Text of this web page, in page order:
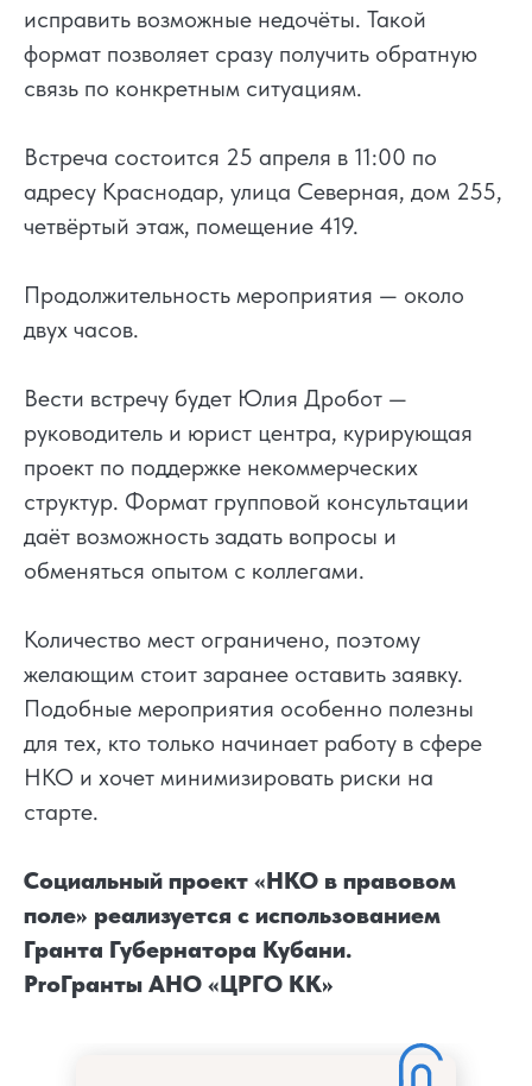
исправить возможные недочёты. Такой
формат позволяет сразу получить обратную
связь по конкретным ситуациям.
Встреча состоится 25 апреля в 11:00 по
адресу Краснодар, улица Северная, дом 255,
четвёртый этаж, помещение 419.
Продолжительность мероприятия — около
двух часов.
Вести встречу будет Юлия Дробот —
руководитель и юрист центра, курирующая
проект по поддержке некоммерческих
структур. Формат групповой консультации
даёт возможность задать вопросы и
обменяться опытом с коллегами.
Количество мест ограничено, поэтому
желающим стоит заранее оставить заявку.
Подобные мероприятия особенно полезны
для тех, кто только начинает работу в сфере
НКО и хочет минимизировать риски на
старте.
Социальный проект «НКО в правовом
поле» реализуется с использованием
Гранта Губернатора Кубани.
ProГранты АНО «ЦРГО КК»